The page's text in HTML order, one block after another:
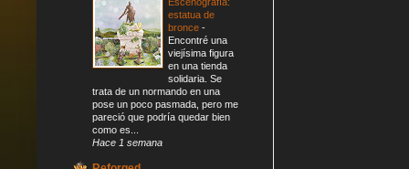
estatua de
bronce -
Encontré una
viejísima figura
en una tienda
solidaria. Se
trata de un normando en una
pose un poco pasmada, pero me
pareció que podría quedar bien
como es...
Hace 1 semana